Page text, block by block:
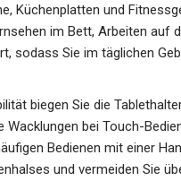
Küchenplatten und
im Bett, Arbeiten auf
sodass Sie im täglichen
biegen Sie die
bei Touch-
Bedienen mit einer
und vermeiden Sie